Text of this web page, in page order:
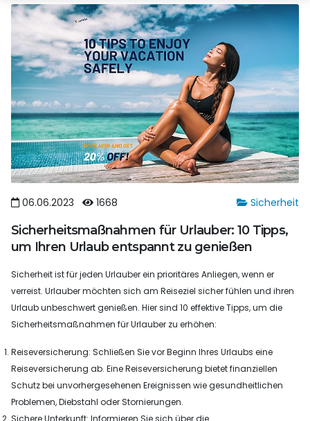
Sicherheit
06.06.2023 1668
Sicherheitsmaßnahmen für Urlauber: 10 Tipps,
um Ihren Urlaub entspannt zu genießen
Sicherheit ist für jeden Urlauber ein prioritäres Anliegen, wenn er
verreist. Urlauber möchten sich am Reiseziel sicher fühlen und ihren
Urlaub unbeschwert genießen. Hier sind 10 effektive Tipps, um die
Sicherheitsmaßnahmen für Urlauber zu erhöhen:
Reiseversicherung: Schließen Sie vor Beginn Ihres Urlaubs eine
Reiseversicherung ab. Eine Reiseversicherung bietet finanziellen
Schutz bei unvorhergesehenen Ereignissen wie gesundheitlichen
Problemen, Diebstahl oder Stornierungen.
Sichere Unterkunft: Informieren Sie sich über die